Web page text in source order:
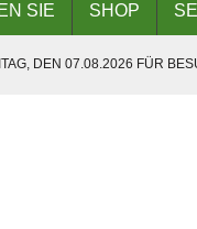
SIE SHOP
DEN 07.08.2026 FÜR
AUFGRUND DER
AM 06.09.2026